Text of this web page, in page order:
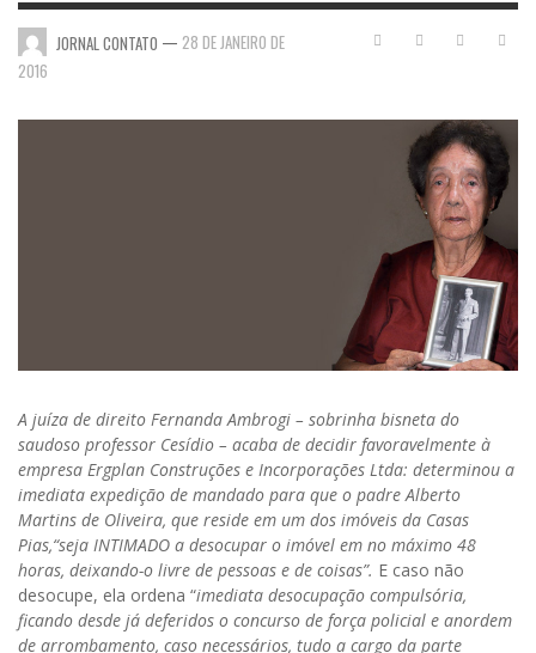
JORNAL CONTATO — 28 DE JANEIRO DE
2016
A juíza de direito Fernanda Ambrogi – sobrinha bisneta do
saudoso professor Cesídio – acaba de decidir favoravelmente à
empresa Ergplan Construções e Incorporações Ltda: determinou a
imediata expedição de mandado para que o padre Alberto
Martins de Oliveira, que reside em um dos imóveis da Casas
Pias,“seja INTIMADO a desocupar o imóvel em no máximo 48
horas, deixando-o livre de pessoas e de coisas”. E caso não
desocupe, ela ordena “imediata desocupação compulsória,
ficando desde já deferidos o concurso de força policial e anordem
de arrombamento, caso necessários, tudo a cargo da parte